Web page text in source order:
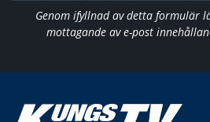
Genom ifyllnad av detta formulär
mottagande av e-post